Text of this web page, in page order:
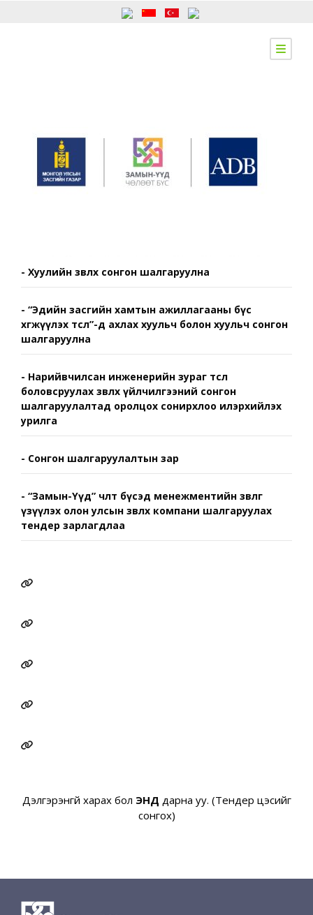
- Хуулийн зөвлөх сонгон шалгаруулна
- “Эдийн засгийн хамтын ажиллагааны бүс
хөгжүүлэх төсөл”-д ахлах хуульч болон хуульч сонгон
шалгаруулна
- Нарийвчилсан инженерийн зураг төсөл
боловсруулах зөвлөх үйлчилгээний сонгон
шалгаруулалтад оролцох сонирхлоо илэрхийлэх
урилга
- Сонгон шалгаруулалтын зар
- “Замын-Үүд” чөлөөт бүсэд менежментийн зөвлөгөө
үзүүлэх олон улсын зөвлөх компани шалгаруулах
тендер зарлагдлаа
Дэлгэрэнгүй харах бол ЭНД дарна уу. (Тендер цэсийг
сонгох)